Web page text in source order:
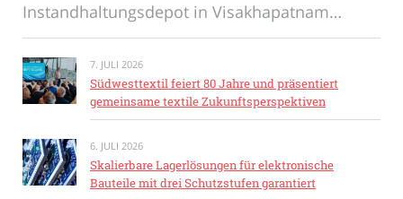
Instandhaltungsdepot in Visakhapatnam…
7. JULI 2026
Südwesttextil feiert 80 Jahre und präsentiert
gemeinsame textile Zukunftsperspektiven
6. JULI 2026
Skalierbare Lagerlösungen für elektronische
Bauteile mit drei Schutzstufen garantiert